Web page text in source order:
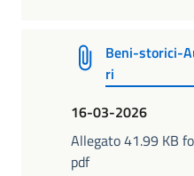
Beni-storici-
ri
16-03-2026
Allegato 41.99 KB
pdf